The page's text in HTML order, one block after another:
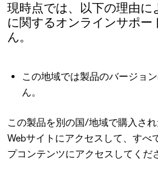
現時点では、以下の理由に
に関するオンラインサポー
ん。
この地域では製品のバージョ
ん。
この製品を別の国/地域で購入さ
Webサイトにアクセスして、すべ
プコンテンツにアクセスしてくだ